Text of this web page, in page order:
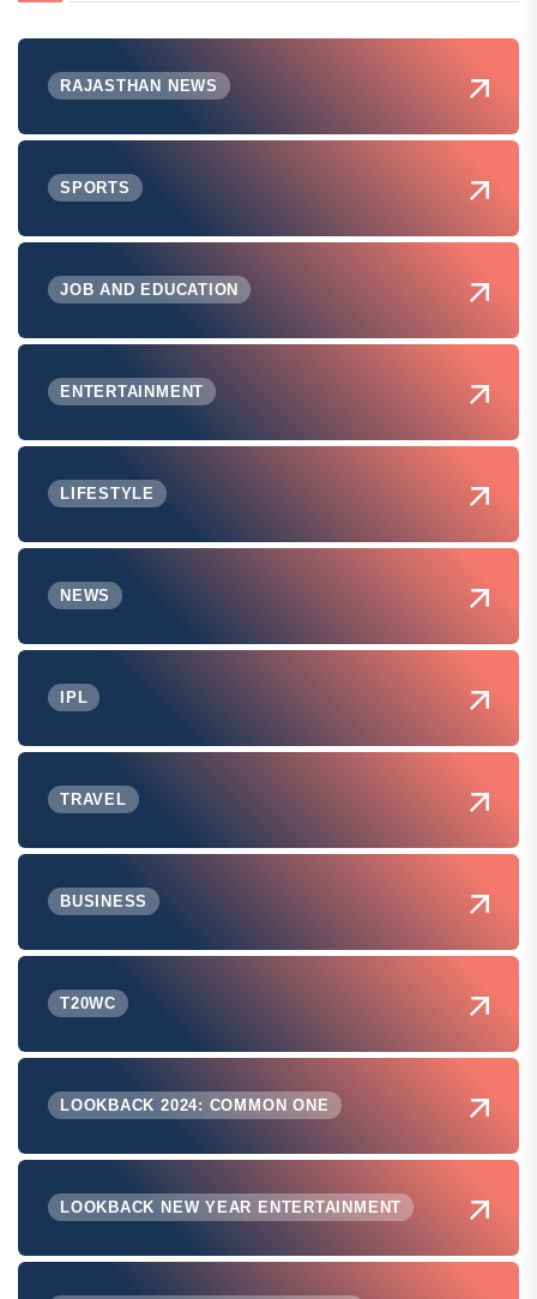
RAJASTHAN NEWS
SPORTS
JOB AND EDUCATION
ENTERTAINMENT
LIFESTYLE
NEWS
IPL
TRAVEL
BUSINESS
T20WC
LOOKBACK 2024: COMMON ONE
LOOKBACK NEW YEAR ENTERTAINMENT